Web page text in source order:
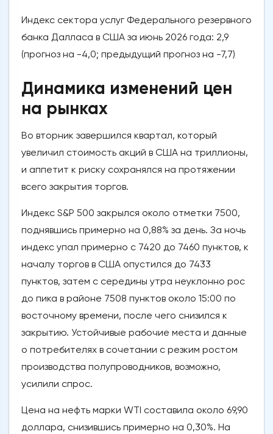
Индекс сектора услуг Федерального резервного
банка Далласа в США за июнь 2026 года: 2,9
(прогноз на -4,0; предыдущий прогноз на -7,7)
Динамика изменений цен
на рынках
Во вторник завершился квартал, который
увеличил стоимость акций в США на триллионы,
и аппетит к риску сохранялся на протяжении
всего закрытия торгов.
Индекс S&P 500 закрылся около отметки 7500,
поднявшись примерно на 0,88% за день. За ночь
индекс упал примерно с 7420 до 7460 пунктов, к
началу торгов в США опустился до 7433
пунктов, затем с середины утра неуклонно рос
до пика в районе 7508 пунктов около 15:00 по
восточному времени, после чего снизился к
закрытию. Устойчивые рабочие места и данные
о потребителях в сочетании с резким ростом
производства полупроводников, возможно,
усилили спрос.
Цена на нефть марки WTI составила около 69,90
доллара, снизившись примерно на 0,30%. На